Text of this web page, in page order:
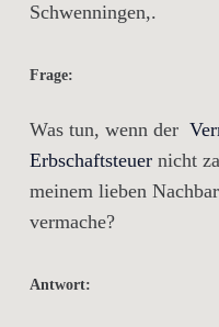
Schwenningen,.
Frage:
Was tun, wenn der
Erbschaftsteuer nicht
meinem lieben
vermache?
Antwort: